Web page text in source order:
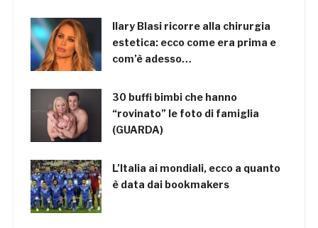
Ilary Blasi ricorre alla chirurgia
estetica: ecco come era prima e
com’è adesso…
30 buffi bimbi che hanno
“rovinato” le foto di famiglia
(GUARDA)
L’Italia ai mondiali, ecco a quanto
è data dai bookmakers